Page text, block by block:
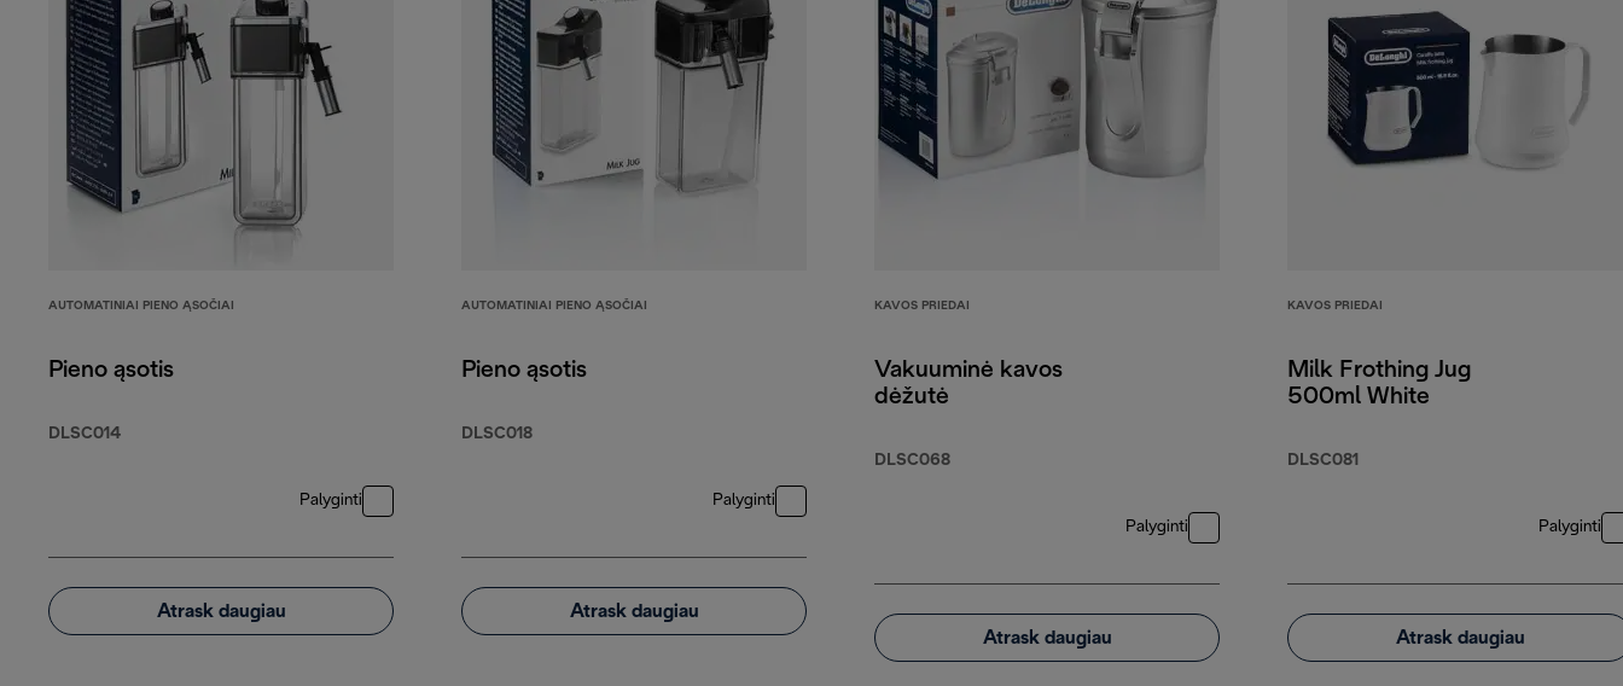
AUTOMATINIAI PIENO ĄSOČIAI
Pieno ąsotis
DLSC014
Palyginti
Atrask daugiau
AUTOMATINIAI PIENO ĄSOČIAI
Pieno ąsotis
DLSC018
Palyginti
Atrask daugiau
KAVOS PRIEDAI
Vakuuminė kavos
dėžutė
DLSC068
Palyginti
Atrask daugiau
KAVOS PRIEDAI
Milk Frothing Jug
500ml White
DLSC081
Palyginti
Atrask daugiau